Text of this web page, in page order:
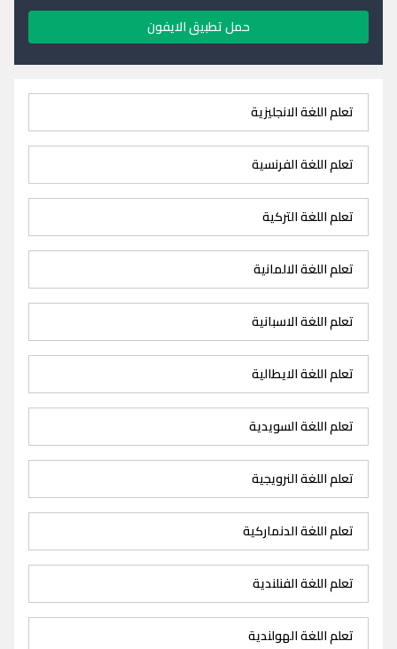
حمل تطبيق الايفون
تعلم اللغة الانجليزية
تعلم اللغة الفرنسية
تعلم اللغة التركية
تعلم اللغة الالمانية
تعلم اللغة الاسبانية
تعلم اللغة الايطالية
تعلم اللغة السويدية
تعلم اللغة النرويجية
تعلم اللغة الدنماركية
تعلم اللغة الفنلندية
تعلم اللغة الهولندية